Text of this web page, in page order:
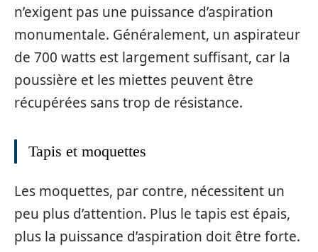
n’exigent pas une puissance d’aspiration
monumentale. Généralement, un aspirateur
de 700 watts est largement suffisant, car la
poussière et les miettes peuvent être
récupérées sans trop de résistance.
Tapis et moquettes
Les moquettes, par contre, nécessitent un
peu plus d’attention. Plus le tapis est épais,
plus la puissance d’aspiration doit être forte.